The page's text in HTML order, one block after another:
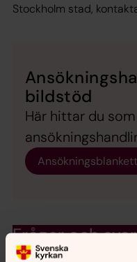
Stockholm stad,
bildstöd
Här hittar du
Frågor och
Här har vi samlat svar